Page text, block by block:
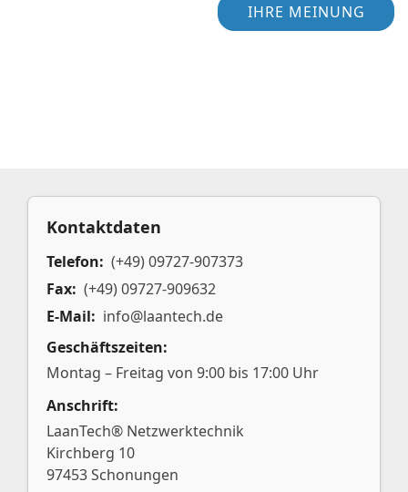
IHRE MEINUNG
Kontaktdaten
Telefon: (+49) 09727-907373
Fax: (+49) 09727-909632
E-Mail: info@laantech.de
Geschäftszeiten:
Montag – Freitag von 9:00 bis 17:00 Uhr
Anschrift:
LaanTech® Netzwerktechnik
Kirchberg 10
97453 Schonungen